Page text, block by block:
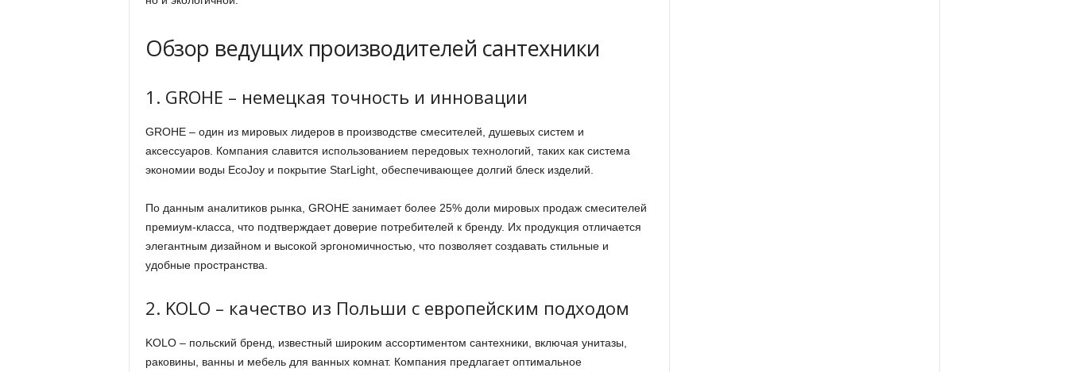
Обзор ведущих производителей сантехники
1. GROHE – немецкая точность и инновации
GROHE – один из мировых лидеров в производстве смесителей, душевых систем и
аксессуаров. Компания славится использованием передовых технологий, таких как система
экономии воды EcoJoy и покрытие StarLight, обеспечивающее долгий блеск изделий.
По данным аналитиков рынка, GROHE занимает более 25% доли мировых продаж смесителей
премиум-класса, что подтверждает доверие потребителей к бренду. Их продукция отличается
элегантным дизайном и высокой эргономичностью, что позволяет создавать стильные и
удобные пространства.
2. KOLO – качество из Польши с европейским подходом
KOLO – польский бренд, известный широким ассортиментом сантехники, включая унитазы,
раковины, ванны и мебель для ванных комнат. Компания предлагает оптимальное